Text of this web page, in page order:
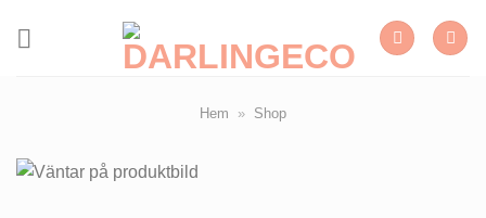
Hem » Shop